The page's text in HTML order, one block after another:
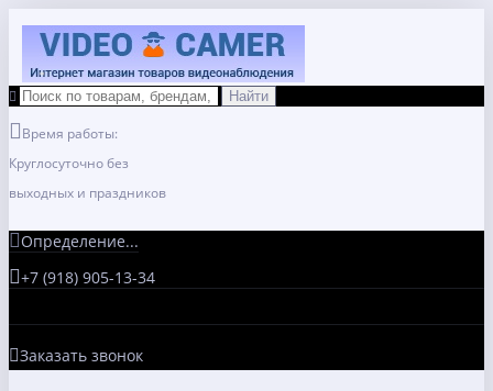
Время работы:
Круглосуточно без
выходных и праздников
Определение...
+7 (918) 905-13-34
Заказать звонок